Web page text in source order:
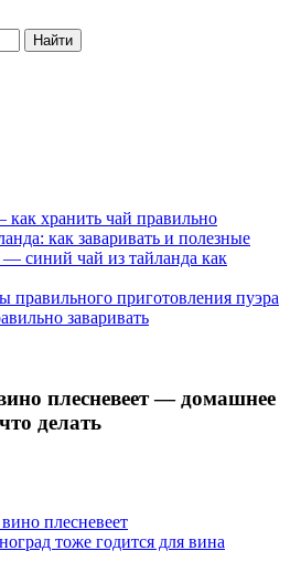
Найти
хранить чай правильно
как заваривать и полезные
синий чай из тайланда как
правильного приготовления пуэра
заваривать
плесневеет — домашнее
делать
плесневеет
тоже годится для вина